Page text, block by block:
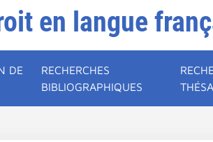
en langue
DE
RECHERCHES
BIBLIOGRAPHIQUES